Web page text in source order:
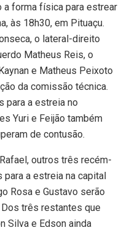
a forma física para estrear
às 18h30, em Pituaçu.
o lateral-direito
Matheus Reis, o
e Matheus Peixoto
da comissão técnica.
para a estreia no
Yuri e Feijão também
de contusão.
outros três recém-
a estreia na capital
Rosa e Gustavo serão
três restantes que
Silva e Edson ainda